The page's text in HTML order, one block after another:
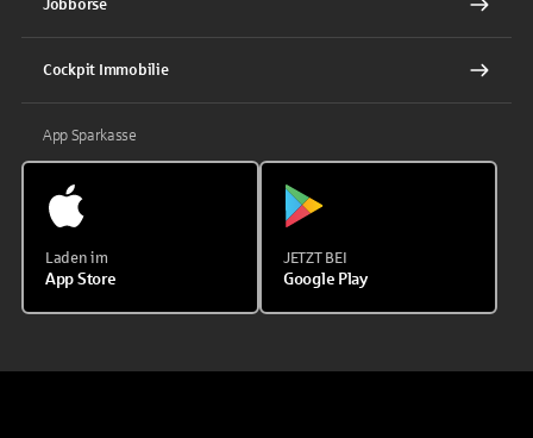
Jobbörse
Cockpit Immobilie
App Sparkasse
Laden im
App Store
JETZT BEI
Google Play